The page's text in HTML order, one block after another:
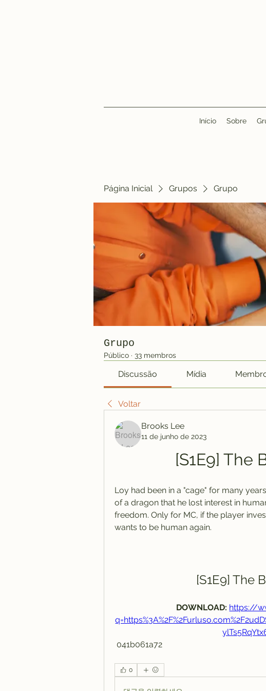
Início Sobre
Página Inicial Grupos Grupo
Grupo
Público · 33 membros
Discussão Mídia
Voltar
Brooks Lee
11 de junho de 2023
[S1E9] The
Loy had been in a "cage" for many
of a dragon that he lost interest in
freedom. Only for MC, if the player
wants to be human again.
[S1E9] The
DOWNLOAD: https://
041b061a72
0